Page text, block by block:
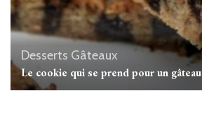
Desserts Gâteaux
Le cookie qui se prend pour un gâteau